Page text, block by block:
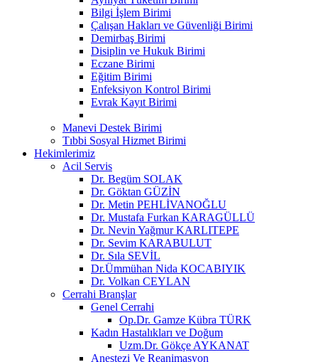
Bilgi İşlem Birimi
Çalışan Hakları ve Güvenliği Birimi
Demirbaş Birimi
Disiplin ve Hukuk Birimi
Eczane Birimi
Eğitim Birimi
Enfeksiyon Kontrol Birimi
Evrak Kayıt Birimi
Manevi Destek Birimi
Tıbbi Sosyal Hizmet Birimi
Hekimlerimiz
Acil Servis
Dr. Begüm SOLAK
Dr. Göktan GÜZİN
Dr. Metin PEHLİVANOĞLU
Dr. Mustafa Furkan KARAGÜLLÜ
Dr. Nevin Yağmur KARLITEPE
Dr. Sevim KARABULUT
Dr. Sıla SEVİL
Dr.Ümmühan Nida KOCABIYIK
Dr. Volkan CEYLAN
Cerrahi Branşlar
Genel Cerrahi
Op.Dr. Gamze Kübra TÜRK
Kadın Hastalıkları ve Doğum
Uzm.Dr. Gökçe AYKANAT
Anestezi Ve Reanimasyon